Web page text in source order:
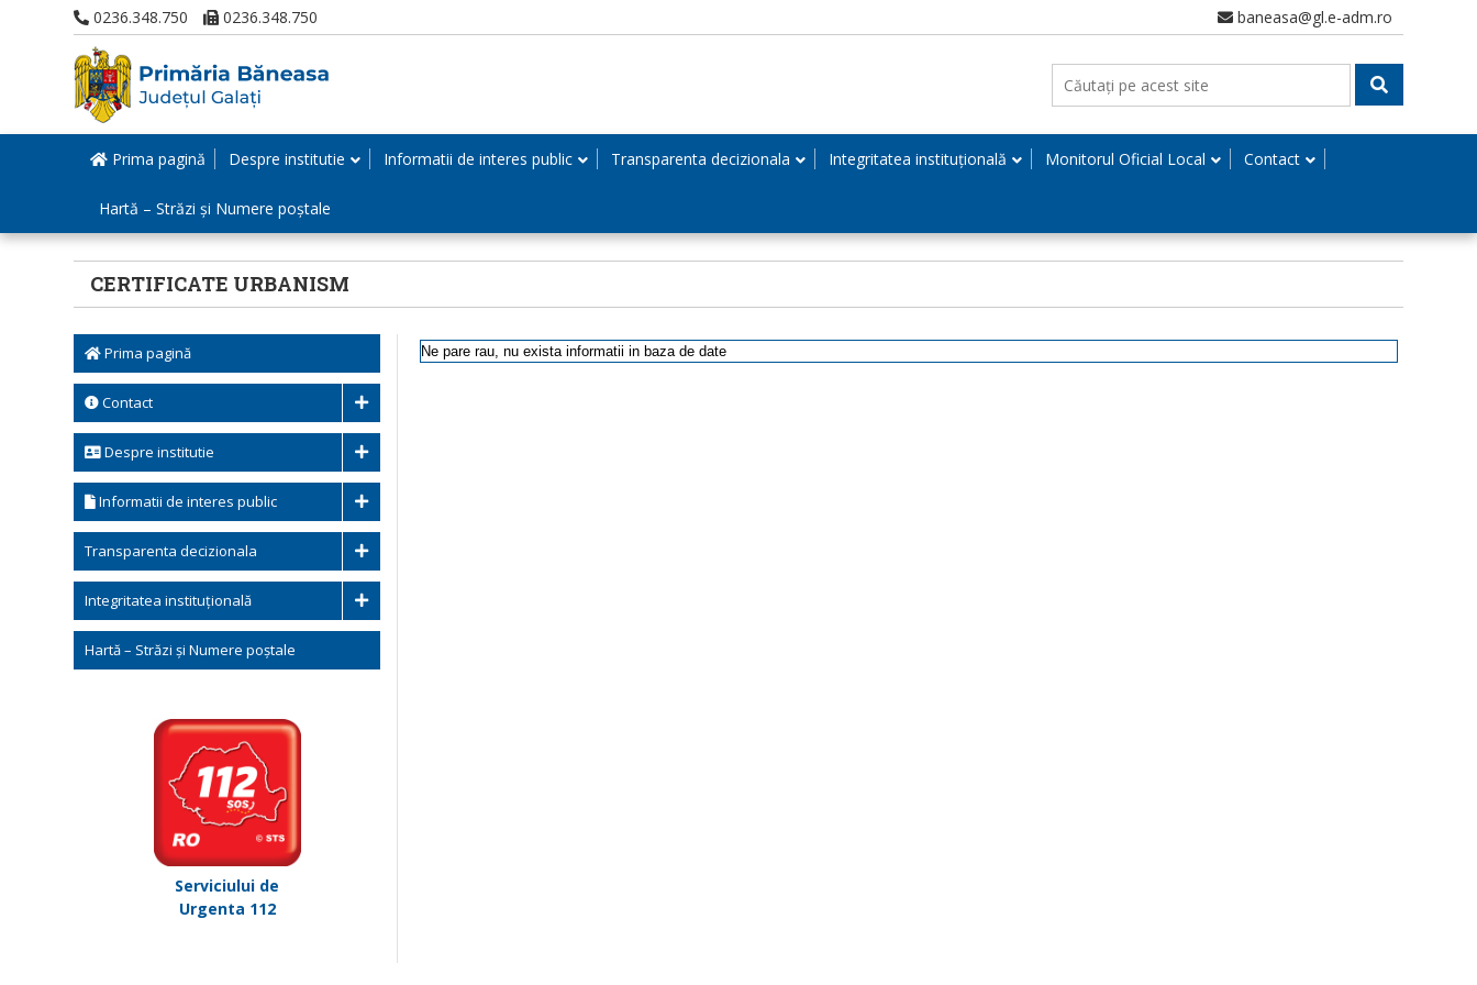
0236.348.750 0236.348.750 baneasa@gl.e-adm.ro
Prima pagină Despre institutie Informatii de interes public Transparenta decizionala Integritatea instituțională Monitorul Oficial Local Contact
Hartă – Străzi și Numere poștale
CERTIFICATE URBANISM
Prima pagină
Contact
Despre institutie
Informatii de interes public
Transparenta decizionala
Integritatea instituțională
Hartă – Străzi și Numere poștale
Serviciului de
Urgenta 112
Ne pare rau, nu exista informatii in baza de date